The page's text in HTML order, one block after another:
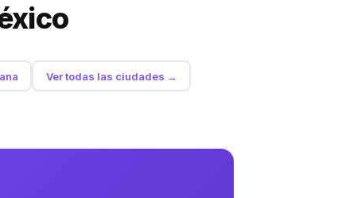
Ver todas las ciudades →